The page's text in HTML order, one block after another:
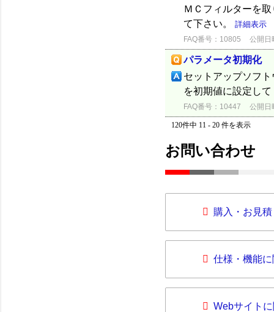
ＭＣフィルターを
て下さい。 詳細表示
FAQ番号：10805 公開日
パラメータ初期化
セットアップソフ
を初期値に設定し
FAQ番号：10447 公開日
120件中 11 - 20 件を表示
お問い合わせ
購入・お見
仕様・機能
Webサイト